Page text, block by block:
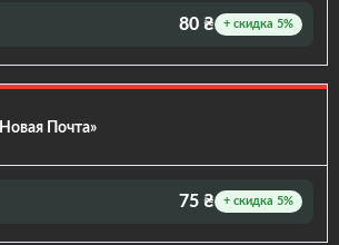
80 ₴ + скидка 5%
Почта»
75 ₴ + скидка 5%